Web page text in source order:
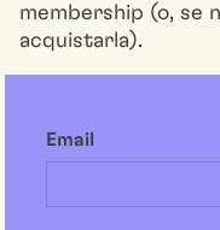
membership (o, se
acquistarla).
Email